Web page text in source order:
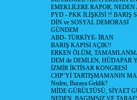
EMEKLİLERE RAPOR,
PYD - PKK İLİŞKİSİ !! BARIŞ
DİN ve SOSYAL DEMORASİ
GÜNDEM
ABD- TÜRKİYE- İRAN
BARIŞ KAPISI AÇIK!!
ERKEN ÖLÜM,
DEM ile DEMLEN, HÜDAPAR
İZMİR İKTİSAR KONGRESİ
CHP’Yİ TARTIŞMAMANIN
Neden, Buraya Geldik?
MİDE GÜRÜLTÜSÜ, SİYAET
NEDEN, BAGIMSIZ VE